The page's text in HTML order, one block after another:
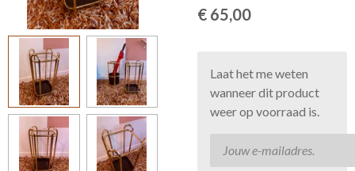
€ 65,00
Laat het me weten
wanneer dit product
weer op voorraad is.